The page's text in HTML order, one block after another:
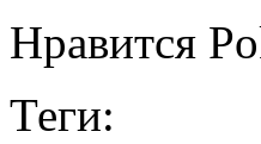
Нравится
Теги: